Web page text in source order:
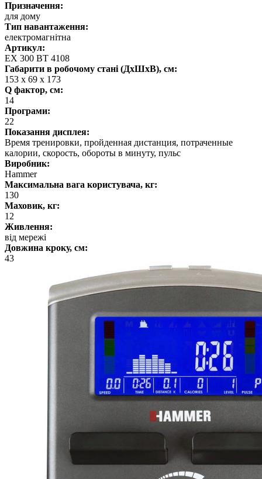
Призначення:
для дому
Тип навантаження:
електромагнітна
Артикул:
EX 300 BT 4108
Габарити в робочому стані (ДхШхВ), см:
153 x 69 x 173
Q фактор, см:
14
Програми:
22
Показання дисплея:
Время тренировки, пройденная дистанция, потраченные
калории, скорость, обороты в минуту, пульс
Виробник:
Hammer
Максимальна вага користувача, кг:
130
Маховик, кг:
12
Живлення:
від мережі
Довжина кроку, см:
43